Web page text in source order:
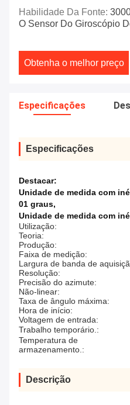
Habilidade Da Fonte:
O Sensor Do Giroscópio
Obtenha o melhor preço
Especificações
Especificações
Destacar:
Unidade de medida com
01 graus,
Unidade de medida com
Utilização:
Teoria:
Produção:
Faixa de medição:
Largura de banda de
Resolução:
Precisão do azimute:
Não-linear:
Taxa de ângulo máxima:
Hora de início:
Voltagem de entrada:
Trabalho temporário.:
Temperatura de
armazenamento.:
Descrição